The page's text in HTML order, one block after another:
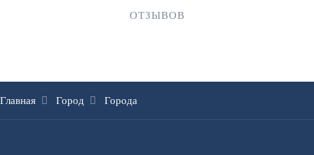
ОТЗЫВОВ
Главная Город Города